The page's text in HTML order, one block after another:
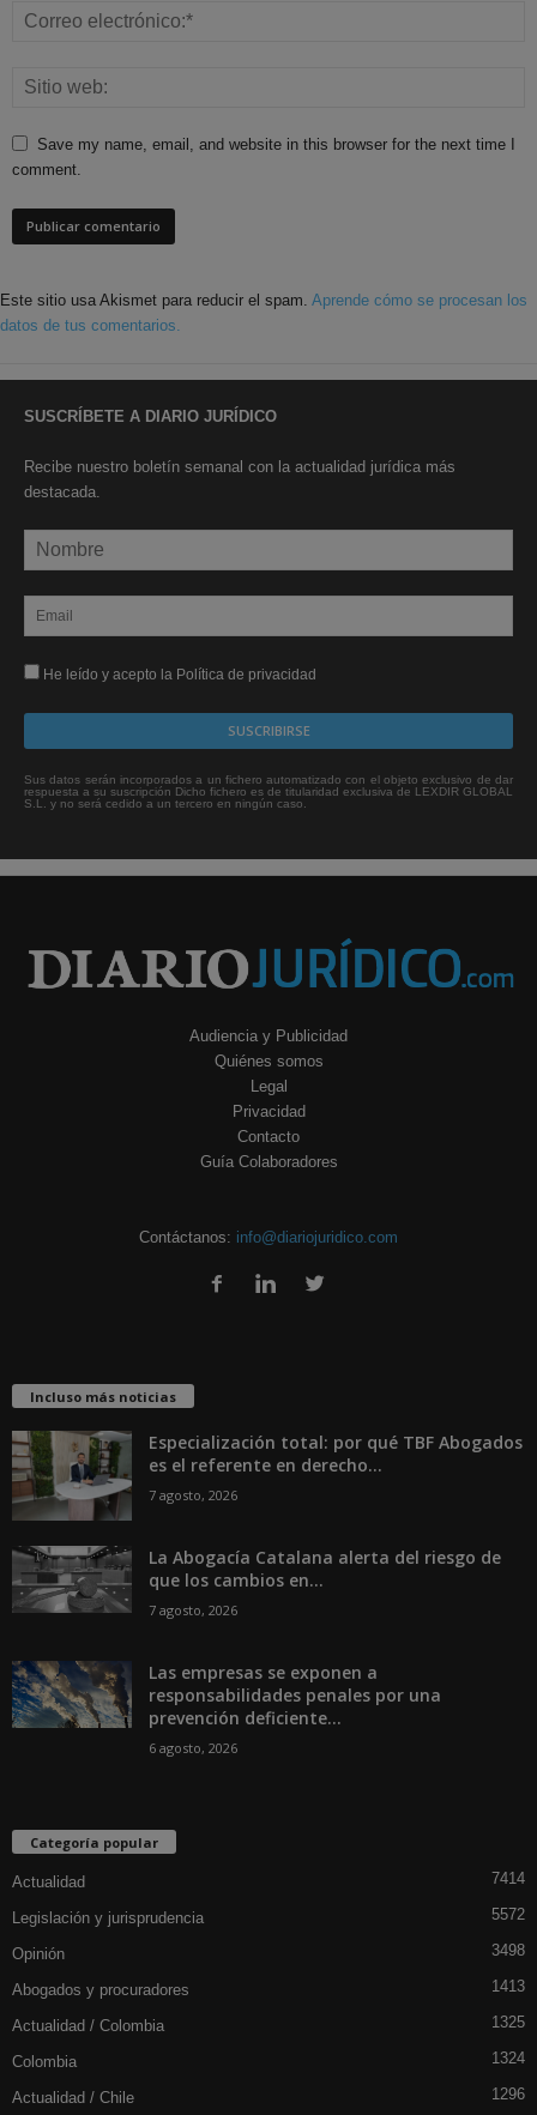
Save my name, email, and website in this browser for the next time I
comment.
Este sitio usa Akismet para reducir el spam. Aprende cómo se procesan los
datos de tus comentarios.
SUSCRÍBETE A DIARIO JURÍDICO
Recibe nuestro boletín semanal con la actualidad jurídica más
destacada.
He leído y acepto la Política de privacidad
Sus datos serán incorporados a un fichero automatizado con el objeto exclusivo de dar
respuesta a su suscripción Dicho fichero es de titularidad exclusiva de LEXDIR GLOBAL
S.L. y no será cedido a un tercero en ningún caso.
Audiencia y Publicidad
Quiénes somos
Legal
Privacidad
Contacto
Guía Colaboradores
Contáctanos: info@diariojuridico.com
Incluso más noticias
Especialización total: por qué TBF Abogados
es el referente en derecho...
7 agosto, 2026
La Abogacía Catalana alerta del riesgo de
que los cambios en...
7 agosto, 2026
Las empresas se exponen a
responsabilidades penales por una
prevención deficiente...
6 agosto, 2026
Categoría popular
Actualidad 7414
Legislación y jurisprudencia 5572
Opinión 3498
Abogados y procuradores 1413
Actualidad / Colombia 1325
Colombia 1324
Actualidad / Chile 1296